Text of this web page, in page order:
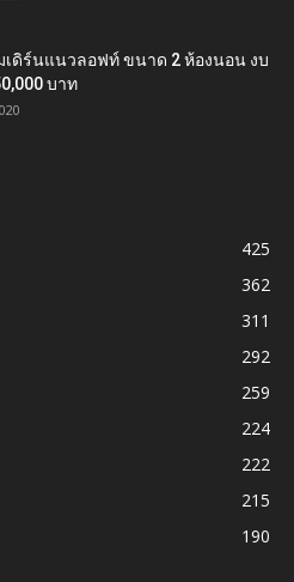
ดิร์นแนวลอฟท์ ขนาด 2 ห้องนอน งบ
บาท
425
362
311
292
259
224
222
215
190